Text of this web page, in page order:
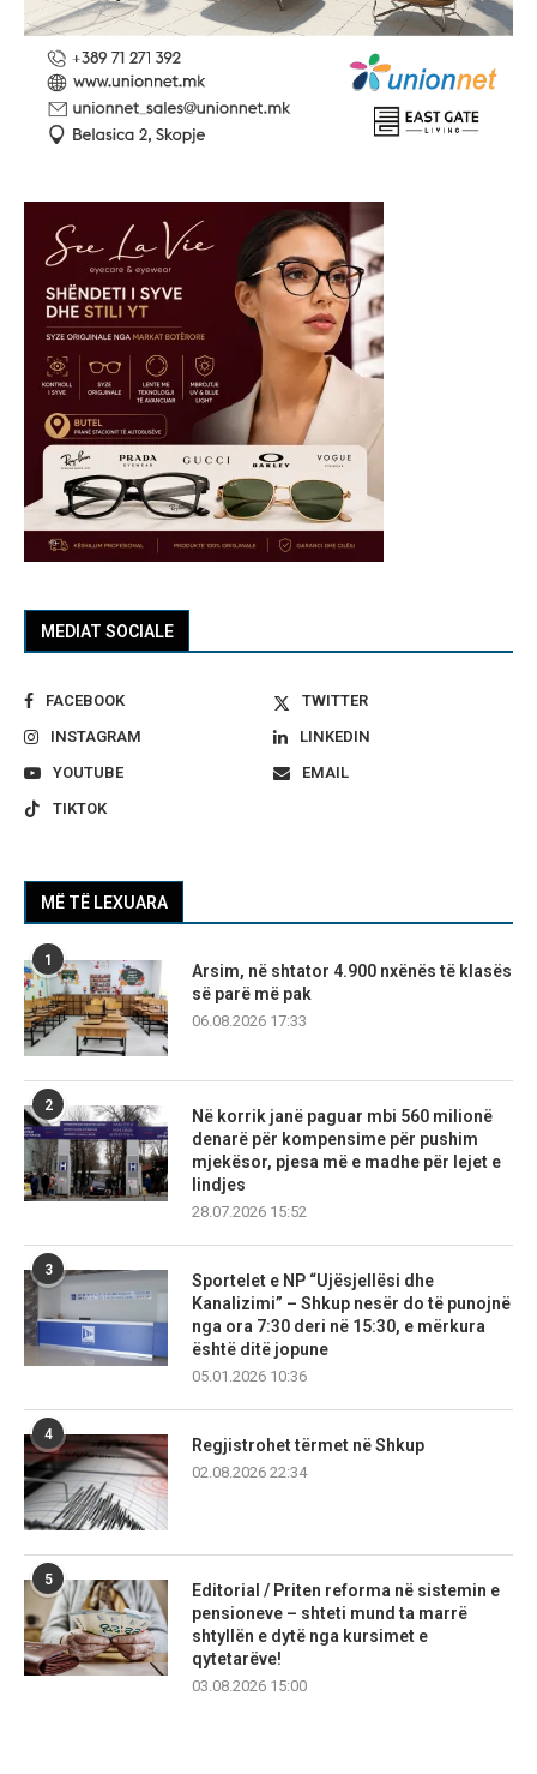
MEDIAT SOCIALE
FACEBOOK
TWITTER
INSTAGRAM
LINKEDIN
YOUTUBE
EMAIL
TIKTOK
MË TË LEXUARA
1
Arsim, në shtator 4.900 nxënës të klasës
së parë më pak
06.08.2026 17:33
2
Në korrik janë paguar mbi 560 milionë
denarë për kompensime për pushim
mjekësor, pjesa më e madhe për lejet e
lindjes
28.07.2026 15:52
3
Sportelet e NP “Ujësjellësi dhe
Kanalizimi” – Shkup nesër do të punojnë
nga ora 7:30 deri në 15:30, e mërkura
është ditë jopune
05.01.2026 10:36
4
Regjistrohet tërmet në Shkup
02.08.2026 22:34
5
Editorial / Priten reforma në sistemin e
pensioneve – shteti mund ta marrë
shtyllën e dytë nga kursimet e
qytetarëve!
03.08.2026 15:00